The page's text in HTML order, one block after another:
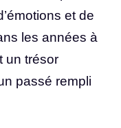
et de
les années à
un trésor
passé rempli